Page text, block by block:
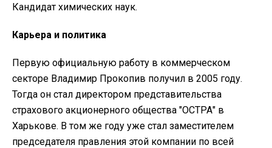
Кандидат химических наук.
Карьера и политика
Первую официальную работу в коммерческом
секторе Владимир Прокопив получил в 2005 году.
Тогда он стал директором представительства
страхового акционерного общества "ОСТРА" в
Харькове. В том же году уже стал заместителем
председателя правления этой компании по всей